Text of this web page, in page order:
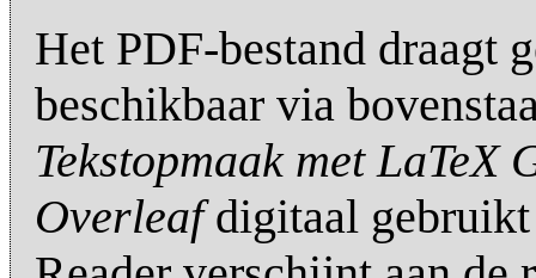
Het PDF-bestand draagt
beschikbaar via
Tekstopmaak met
Overleafdigitaal gebruikt